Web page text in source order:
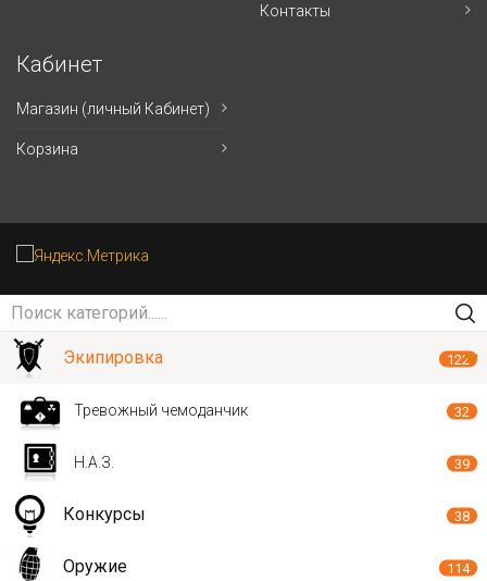
Контакты
Кабинет
Магазин (личный Кабинет)
Корзина
Экипировка 122
Тревожный чемоданчик 32
Н.А.З. 39
Конкурсы 38
Оружие 114